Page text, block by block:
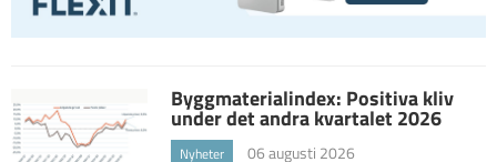
Byggmaterialindex: Positiva kliv
under det andra kvartalet 2026
Nyheter 06 augusti 2026